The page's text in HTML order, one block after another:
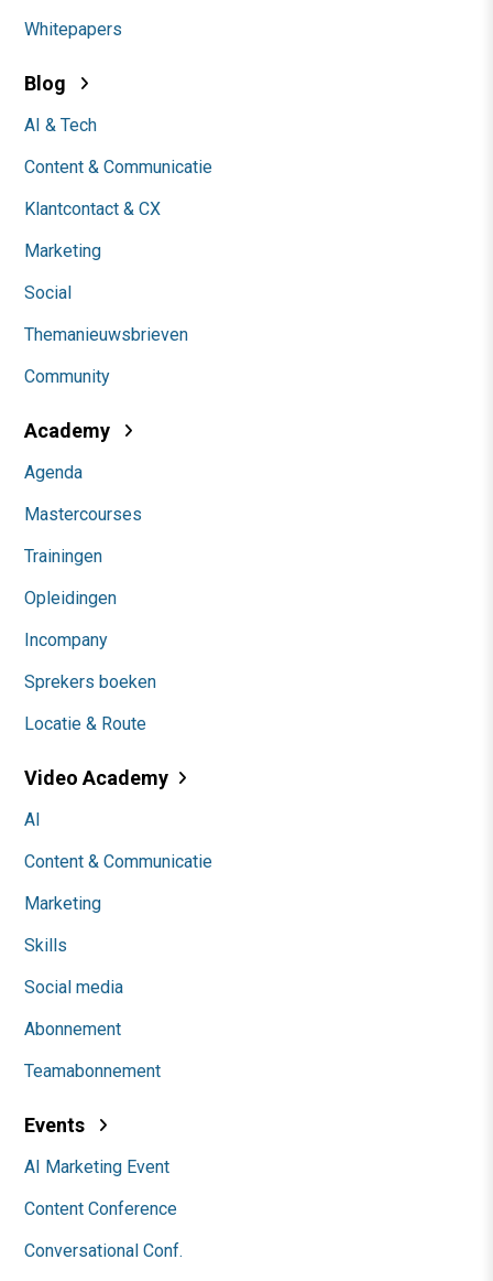
Whitepapers
Blog
AI & Tech
Content & Communicatie
Klantcontact & CX
Marketing
Social
Themanieuwsbrieven
Community
Academy
Agenda
Mastercourses
Trainingen
Opleidingen
Incompany
Sprekers boeken
Locatie & Route
Video Academy
AI
Content & Communicatie
Marketing
Skills
Social media
Abonnement
Teamabonnement
Events
AI Marketing Event
Content Conference
Conversational Conf.